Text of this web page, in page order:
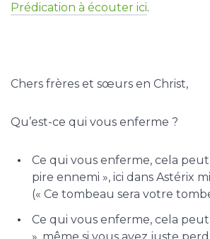
Prédication à écouter ici.
Chers frères et sœurs en Christ,
Qu’est-ce qui vous enferme ?
Ce qui vous enferme, cela
pire ennemi », ici dans Astérix
(« Ce tombeau sera votre
Ce qui vous enferme, cela